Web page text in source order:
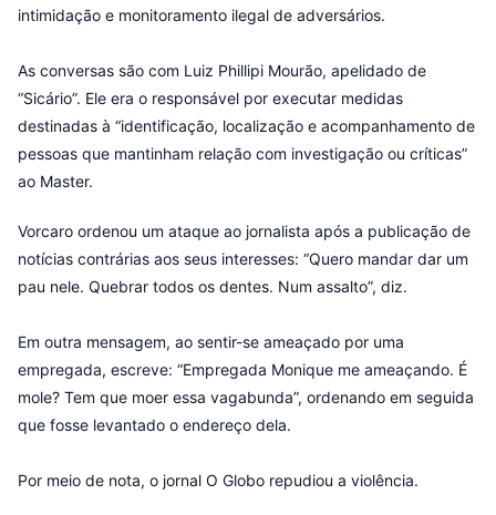
intimidação e monitoramento ilegal de adversários.
As conversas são com Luiz Phillipi Mourão, apelidado de
“Sicário”. Ele era o responsável por executar medidas
destinadas à “identificação, localização e acompanhamento de
pessoas que mantinham relação com investigação ou críticas”
ao Master.
Vorcaro ordenou um ataque ao jornalista após a publicação de
notícias contrárias aos seus interesses: “Quero mandar dar um
pau nele. Quebrar todos os dentes. Num assalto”, diz.
Em outra mensagem, ao sentir-se ameaçado por uma
empregada, escreve: “Empregada Monique me ameaçando. É
mole? Tem que moer essa vagabunda”, ordenando em seguida
que fosse levantado o endereço dela.
Por meio de nota, o jornal O Globo repudiou a violência.